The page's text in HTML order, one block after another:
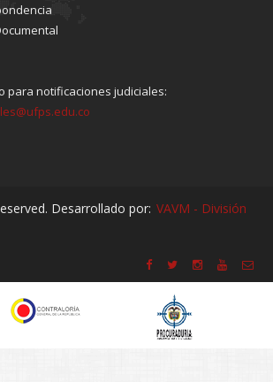
para notificaciones judiciales:
Desarrollado por: VAVM - División